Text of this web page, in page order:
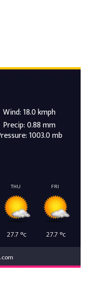
Wind: 18.0 kmph
Precip: 0.88 mm
1003.0 mb
THU
27.7 °c
FRI
27.7 °c